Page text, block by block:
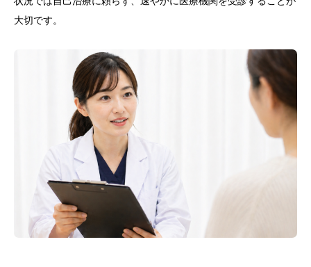
大切です。